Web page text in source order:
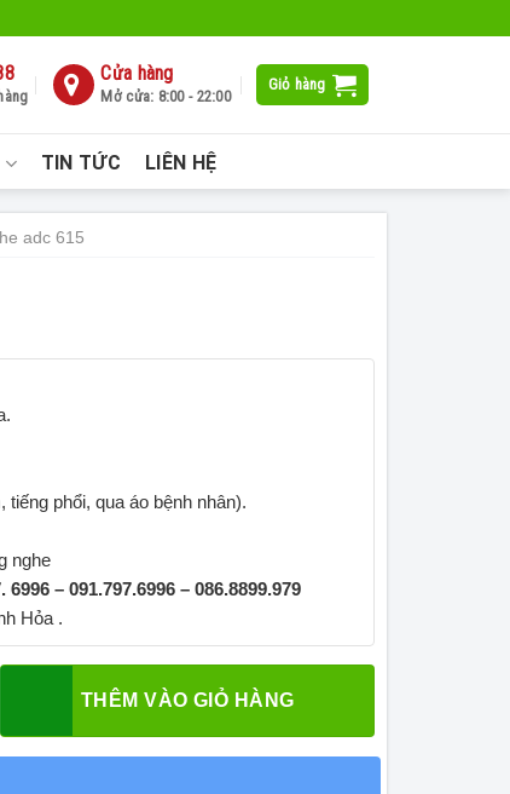
Cửa hàng
Mở cửa: 8:00 - 22:00
Giỏ hàng
TIN TỨC LIÊN HỆ
adc 615
phổi, qua áo bệnh nhân).
nghe
– 091.797.6996 – 086.8899.979
Hỏa .
THÊM VÀO GIỎ HÀNG